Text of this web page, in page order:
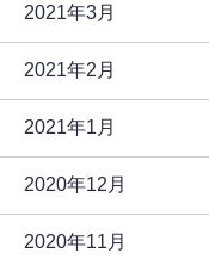
2021年3月
2021年2月
2021年1月
2020年12月
2020年11月